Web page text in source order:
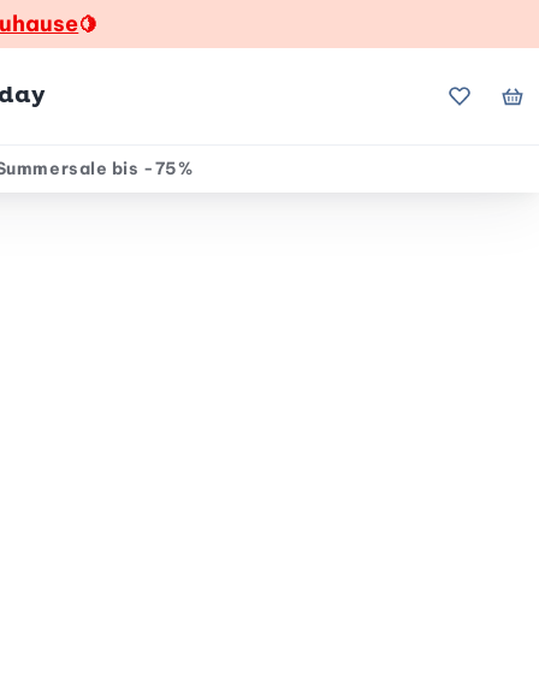
🍋
Meine
bis -75%